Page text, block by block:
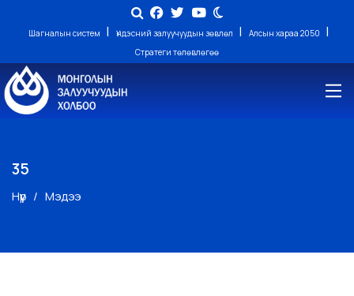
Шагналын систем | Үндэсний залуучуудын зөвлөл | Алсын хараа 2050 |
Стратеги төлөвлөгөө
35
Нүүр Мэдээ